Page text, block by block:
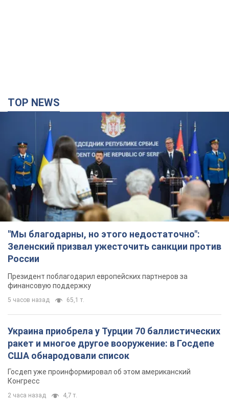
"Мы благодарны, но этого недостаточно":
Зеленский призвал ужесточить санкции против
Президент поблагодарил европейских партнеров за
финансовую поддержку
5 часов назад 65,1 т.
Украина приобрела у Турции 70 баллистических
ракет и многое другое вооружение: в Госдепе
США обнародовали список
Госдеп уже проинформировал об этом американский
Конгресс
2 часа назад
"Нас услышали лишь одним ухом": в городах
Украины уже 24-й день подряд проходят
митинги в поддержку Федорова. Фото и видео
Антиправительственные выступления с требованием
вернуть Федорова продолжаются до сих пор
2 часа назад 1,9 т.